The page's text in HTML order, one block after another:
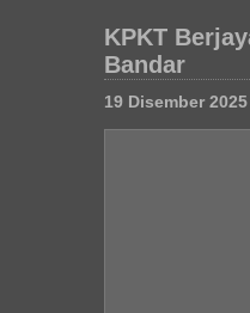
KPKT
Bandar
19 Disember 2025